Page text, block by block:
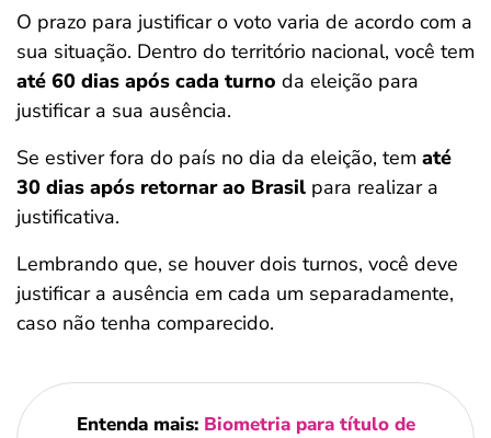
O prazo para justificar o voto varia de acordo com a
sua situação. Dentro do território nacional, você tem
até 60 dias após cada turno da eleição para
justificar a sua ausência.
Se estiver fora do país no dia da eleição, tem até
30 dias após retornar ao Brasil para realizar a
justificativa.
Lembrando que, se houver dois turnos, você deve
justificar a ausência em cada um separadamente,
caso não tenha comparecido.
Entenda mais: Biometria para título de